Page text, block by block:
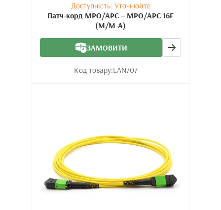
Доступність: Уточнюйте
Патч-корд MPO/APC – MPO/APC 16F
(M/M-A)
ЗАМОВИТИ
Код товару:LAN707